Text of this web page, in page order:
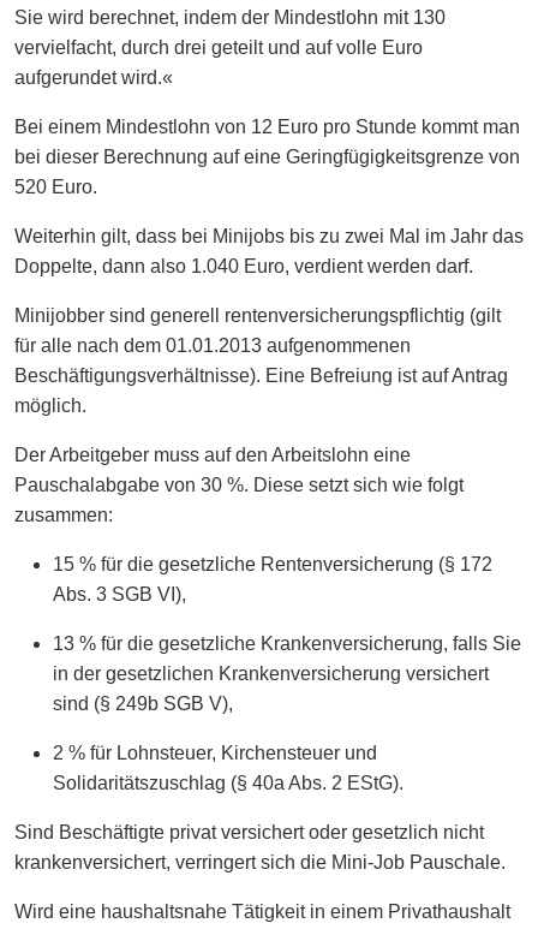
Sie wird berechnet, indem der Mindestlohn mit 130
vervielfacht, durch drei geteilt und auf volle Euro
aufgerundet wird.«
Bei einem Mindestlohn von 12 Euro pro Stunde kommt man
bei dieser Berechnung auf eine Geringfügigkeitsgrenze von
520 Euro.
Weiterhin gilt, dass bei Minijobs bis zu zwei Mal im Jahr das
Doppelte, dann also 1.040 Euro, verdient werden darf.
Minijobber sind generell rentenversicherungspflichtig (gilt
für alle nach dem 01.01.2013 aufgenommenen
Beschäftigungsverhältnisse). Eine Befreiung ist auf Antrag
möglich.
Der Arbeitgeber muss auf den Arbeitslohn eine
Pauschalabgabe von 30 %. Diese setzt sich wie folgt
zusammen:
15 % für die gesetzliche Rentenversicherung (§ 172
Abs. 3 SGB VI),
13 % für die gesetzliche Krankenversicherung, falls Sie
in der gesetzlichen Krankenversicherung versichert
sind (§ 249b SGB V),
2 % für Lohnsteuer, Kirchensteuer und
Solidaritätszuschlag (§ 40a Abs. 2 EStG).
Sind Beschäftigte privat versichert oder gesetzlich nicht
krankenversichert, verringert sich die Mini-Job Pauschale.
Wird eine haushaltsnahe Tätigkeit in einem Privathaushalt